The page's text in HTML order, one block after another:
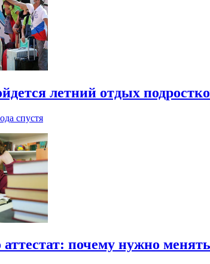
летний отдых
спустя
почему нужно